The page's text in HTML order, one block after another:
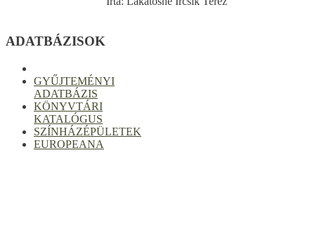
ADATBÁZISOK
GYŰJTEMÉNYI
ADATBÁZIS
KÖNYVTÁRI
KATALÓGUS
SZÍNHÁZÉPÜLETEK
EUROPEANA